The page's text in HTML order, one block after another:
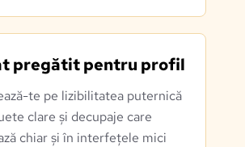
pregătit pentru profil
te pe lizibilitatea puternică
clare și decupaje care
chiar și în interfețele mici